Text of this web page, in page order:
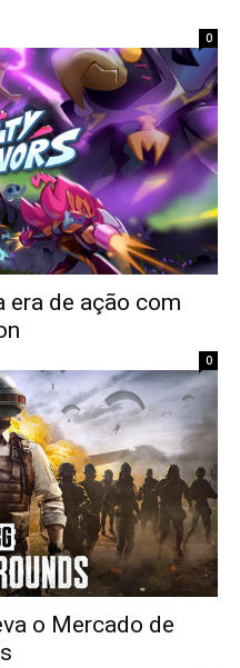
0
era de ação com
0
o Mercado de